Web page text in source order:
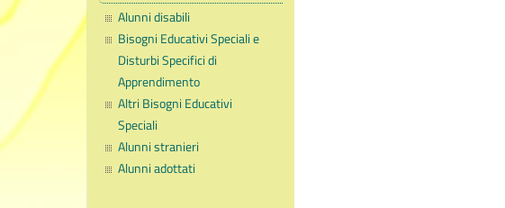
Alunni disabili
Bisogni Educativi Speciali e
Disturbi Specifici di
Apprendimento
Altri Bisogni Educativi
Speciali
Alunni stranieri
Alunni adottati